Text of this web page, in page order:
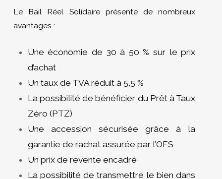
Le Bail Réel Solidaire présente de nombreux
avantages :
Une économie de 30 à 50 % sur le prix
d’achat
Un taux de TVA réduit à 5,5 %
La possibilité de bénéficier du Prêt à Taux
Zéro (PTZ)
Une accession sécurisée grâce à la
garantie de rachat assurée par l’OFS
Un prix de revente encadré
La possibilité de transmettre le bien dans